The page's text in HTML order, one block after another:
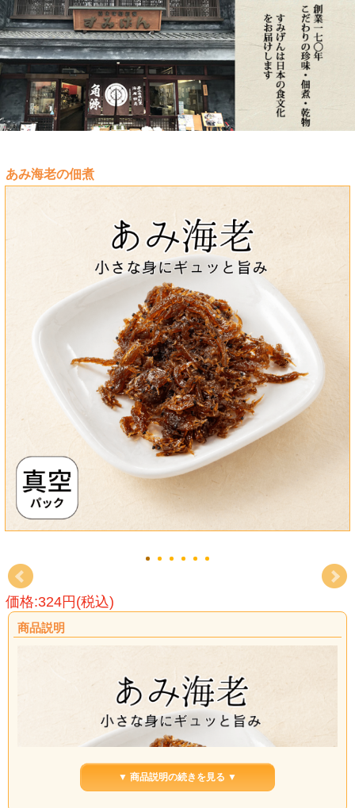
あみ海老の佃煮
価格:324円(税込)
商品説明
▼ 商品説明の続きを見る ▼